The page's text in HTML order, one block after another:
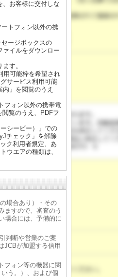
、お客様に交付しな
トフォン以外の携
ージボックスの
ァイルをダウンロー
す。
用可能枠を希望され
サービス利用可能
」を閲覧のうえ
フォン以外の携帯電
覧のうえ、PDFフ
シービー）」での
チェック」を解除
ク利用者規定、あ
ウエアの種類は、
場合あり）・その
ますので、審査のう
場合には、予備的に
判断や営業のご案
JCBが加盟する信用
フォン等の機器に関
う。）、および個